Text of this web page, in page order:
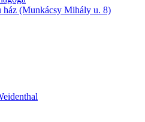
ház (Munkácsy Mihály u. 8)